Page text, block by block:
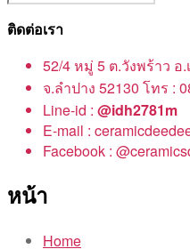
ติดต่อเรา
52/4 หมู่ 5 ต.วังพร้าว อ.
จ.ลำปาง 52130 โทร :
Line-id : @idh2781m
E-mail :
Facebook :
หน้า
Home